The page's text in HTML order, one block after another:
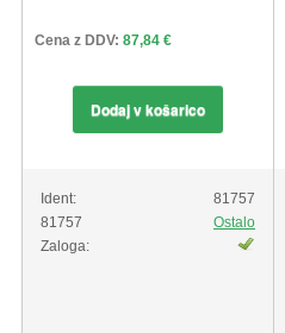
Cena z DDV: 87,84 €
Dodaj v košarico
Ident:
81757
81757
Ostalo
Zaloga: